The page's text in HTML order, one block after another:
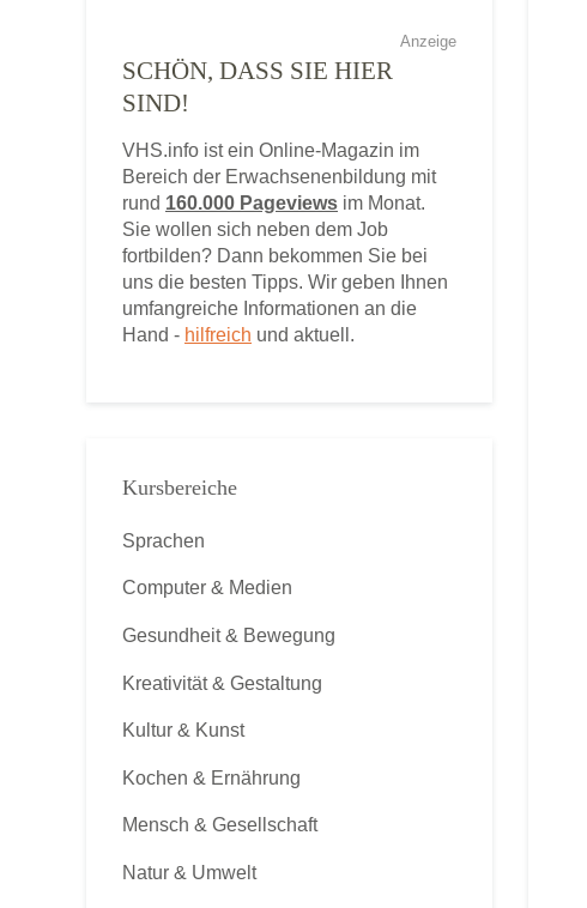
Anzeige
SCHÖN, DASS SIE HIER
SIND!
VHS.info ist ein Online-Magazin im
Bereich der Erwachsenenbildung mit
rund 160.000 Pageviews im Monat.
Sie wollen sich neben dem Job
fortbilden? Dann bekommen Sie bei
uns die besten Tipps. Wir geben Ihnen
umfangreiche Informationen an die
Hand - hilfreich und aktuell.
Kursbereiche
Sprachen
Computer & Medien
Gesundheit & Bewegung
Kreativität & Gestaltung
Kultur & Kunst
Kochen & Ernährung
Mensch & Gesellschaft
Natur & Umwelt